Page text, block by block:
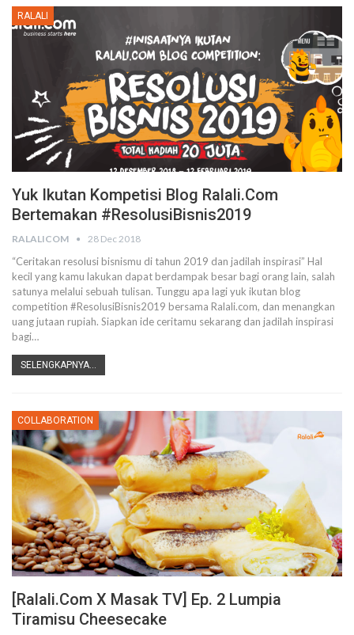
RALALI
Yuk Ikutan Kompetisi Blog Ralali.com
Bertemakan #ResolusiBisnis2019
RALALICOM 28 Dec 2018
“Ceritakan resolusi bisnismu di tahun 2019 dan jadilah inspirasi” Hal
kecil yang kamu lakukan dapat berdampak besar bagi orang lain, salah
satunya melalui sebuah tulisan. Tunggu apa lagi yuk ikutan blog
competition #ResolusiBisnis2019 bersama Ralali.com, dan menangkan
uang jutaan rupiah. Siapkan ide ceritamu sekarang dan jadilah inspirasi
bagi…
SELENGKAPNYA...
COLLABORATION
[Ralali.com X Masak TV] Ep. 2 Lumpia
Tiramisu Cheesecake